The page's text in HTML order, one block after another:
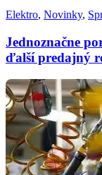
Elektro, Novinky,
Jednoznačne
ďalší predajný